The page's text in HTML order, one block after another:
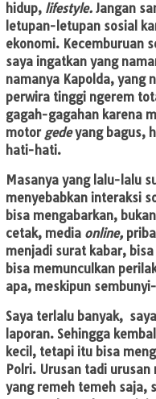
hidup, lifestyle. Jangan
letupan-letupan sosial
ekonomi. Kecemburuan
saya ingatkan yang
namanya Kapolda, yang
perwira tinggi ngerem
gagah-gagahan karena
motor gedeyang bagus,
hati-hati.
Masanya yang lalu-lalu
menyebabkan interaksi
bisa mengabarkan,
cetak, media online,
menjadi surat kabar,
bisa memunculkan
apa, meskipun
Saya terlalu banyak,
laporan. Sehingga
kecil, tetapi itu bisa
Polri. Urusan tadi
yang remeh temeh saja,